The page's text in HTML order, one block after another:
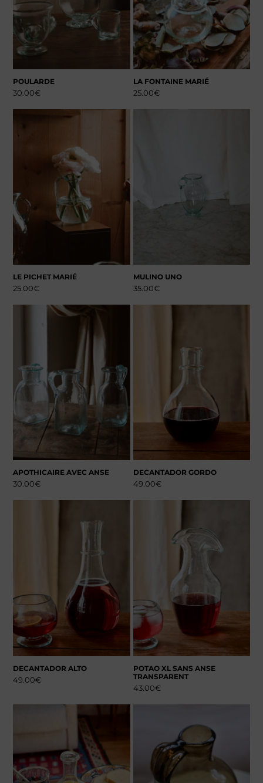
POULARDE
30.00€
LA FONTAINE MARIÉ
25.00€
LE PICHET MARIÉ
25.00€
MULINO UNO
35.00€
APOTHICAIRE AVEC ANSE
30.00€
DECANTADOR GORDO
49.00€
DECANTADOR ALTO
49.00€
POTAO XL SANS ANSE
TRANSPARENT
43.00€